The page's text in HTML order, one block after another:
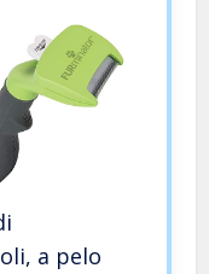
a pelo